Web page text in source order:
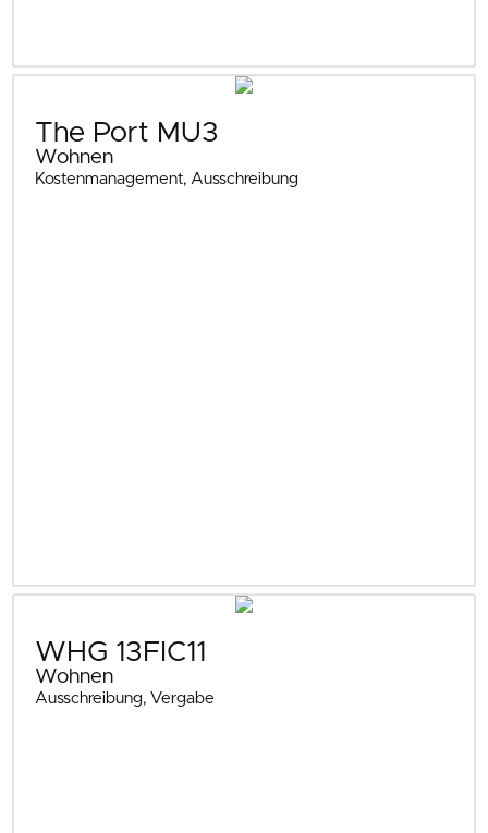
The Port MU3
Wohnen
Kostenmanagement, Ausschreibung
WHG 13FIC11
Wohnen
Ausschreibung, Vergabe